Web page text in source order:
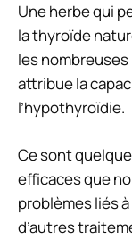
Une herbe qui
la thyroïde
les
attribue la
l’hypothyroïdie.
Ce sont
efficaces que
problèmes liés
d’autres